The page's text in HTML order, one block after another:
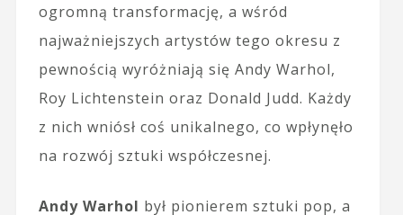
ogromną transformację, a wśród
najważniejszych artystów tego okresu z
pewnością wyróżniają się Andy Warhol,
Roy Lichtenstein oraz Donald Judd. Każdy
z nich wniósł coś unikalnego, co wpłynęło
na rozwój sztuki współczesnej.
Andy Warhol był pionierem sztuki pop, a